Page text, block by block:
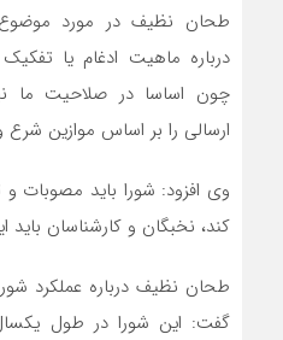
طحان نظیف در مورد موضوع
درباره ماهیت ادغام یا تفکیک
چون اساسا در صلاحیت ما
ارسالی را بر اساس موازین
وی افزود: شورا باید مصوبات
کند، نخبگان و کارشناسان
طحان نظیف درباره عملکرد